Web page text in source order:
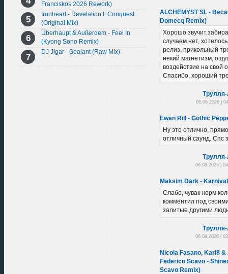
Franciskos 2026 Rework)
Ironheart - Revelation I: Conquest
(Original Mix)
Überhaupt & Außerdem - Feel In
(Kyong Sono Remix)
DJ Jigar - Sealant (Raw Mix)
ALCHEMYST SL -
Domecq Remix)
Хорошо
случаем нет,
релиз, прикольный
некий магнетизм,
воздействие на свой
Спасибо, хороший
06.08.2026 |
Ewan Rill - Gothic
Ну это отлично,
отличный саунд. Спс
06.08.2026 |
Maksim Dark - Karnival
Слабо, чувак норм
комментил под
залитые другими
06.08.2026 |
Nicola Fasano, Karl8
Federico Scavo -
Scavo Remix)